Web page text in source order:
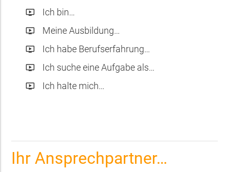
ondemand_video Ich bin…
ondemand_video Meine Ausbildung…
ondemand_video Ich habe Berufserfahrung…
ondemand_video Ich suche eine Aufgabe als…
ondemand_video Ich halte mich…
Ihr Ansprechpartner…